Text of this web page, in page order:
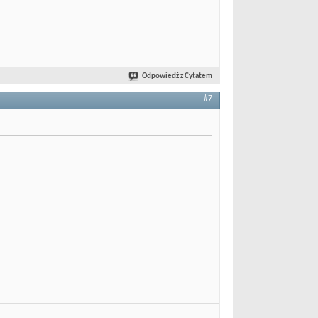
Odpowiedź z Cytatem
#7